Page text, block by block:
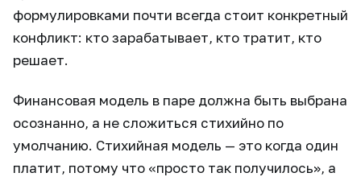
формулировками почти всегда стоит конкретный
конфликт: кто зарабатывает, кто тратит, кто
решает.
Финансовая модель в паре должна быть выбрана
осознанно, а не сложиться стихийно по
умолчанию. Стихийная модель — это когда один
платит, потому что «просто так получилось», а